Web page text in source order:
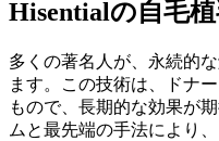
Hisentialの自毛
多くの著名人が、永続的
ます。この技術は、ドナ
もので、長期的な効果が
ムと最先端の手法により、